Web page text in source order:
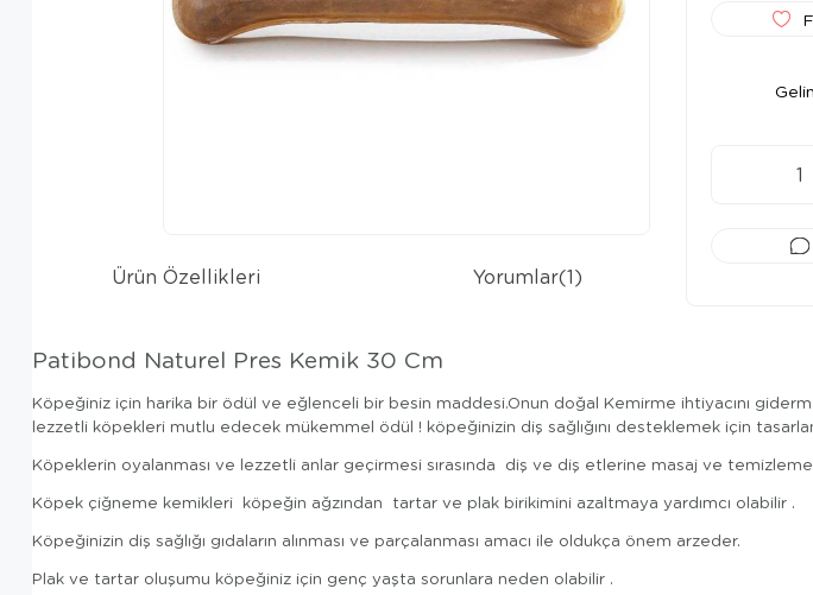
Ürün Özellikleri Yorumlar(1)
Patibond Naturel Pres Kemik 30 Cm
Köpeğiniz için harika bir ödül ve eğlenceli bir besin maddesi.Onun doğal Kemirme ihtiyacını
lezzetli köpekleri mutlu edecek mükemmel ödül ! köpeğinizin diş sağlığını desteklemek için
Köpeklerin oyalanması ve lezzetli anlar geçirmesi sırasında diş ve diş etlerine masaj ve
Köpek çiğneme kemikleri köpeğin ağzından tartar ve plak birikimini azaltmaya yardımcı olabilir .
Köpeğinizin diş sağlığı gıdaların alınması ve parçalanması amacı ile oldukça önem arzeder.
Plak ve tartar oluşumu köpeğiniz için genç yaşta sorunlara neden olabilir .